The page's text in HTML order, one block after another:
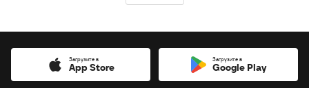
Загрузите в
App Store
Загрузите в
Google Play